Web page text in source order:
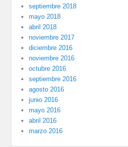
septiembre 2018
mayo 2018
abril 2018
noviembre 2017
diciembre 2016
noviembre 2016
octubre 2016
septiembre 2016
agosto 2016
junio 2016
mayo 2016
abril 2016
marzo 2016